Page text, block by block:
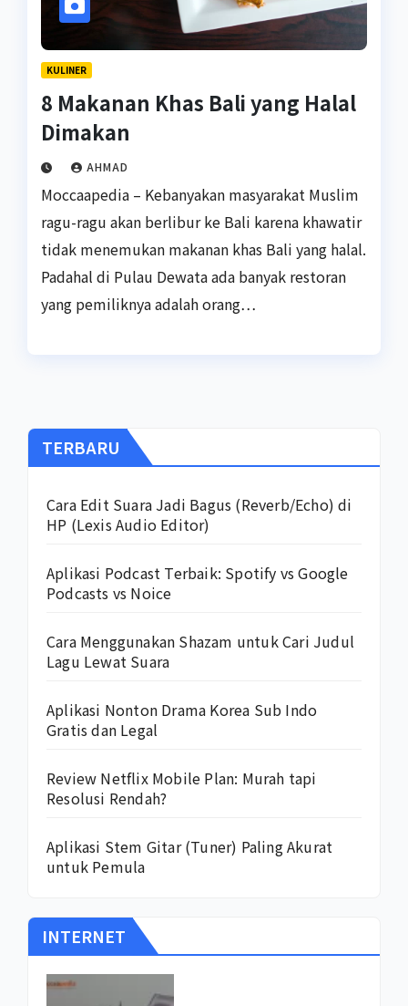
KULINER
8 Makanan Khas Bali yang Halal
Dimakan
AHMAD
Moccaapedia – Kebanyakan masyarakat Muslim
ragu-ragu akan berlibur ke Bali karena khawatir
tidak menemukan makanan khas Bali yang halal.
Padahal di Pulau Dewata ada banyak restoran
yang pemiliknya adalah orang…
TERBARU
Cara Edit Suara Jadi Bagus (Reverb/Echo) di
HP (Lexis Audio Editor)
Aplikasi Podcast Terbaik: Spotify vs Google
Podcasts vs Noice
Cara Menggunakan Shazam untuk Cari Judul
Lagu Lewat Suara
Aplikasi Nonton Drama Korea Sub Indo
Gratis dan Legal
Review Netflix Mobile Plan: Murah tapi
Resolusi Rendah?
Aplikasi Stem Gitar (Tuner) Paling Akurat
untuk Pemula
INTERNET